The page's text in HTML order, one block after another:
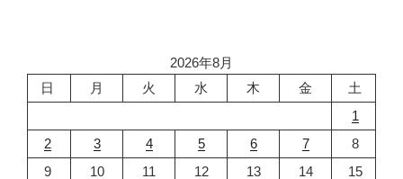
2026年8月
日
月 火 水 木 金
土
1
2
3 4 5 6 7
8
9
10 11 12 13 14 15